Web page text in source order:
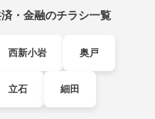
・金融のチラシ一覧
西新小岩 奥戸
立石 細田